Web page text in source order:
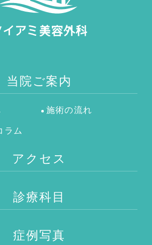
当院ご案内
施術の流れ
ラム
アクセス
診療科目
症例写真